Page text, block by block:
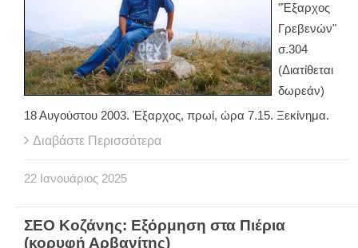
"Έξαρχος
Γρεβενών"
σ.304
(Διατίθεται
δωρεάν)
18 Αυγούστου 2003. Έξαρχος, πρωί, ώρα 7.15. Ξεκίνημα.
Διαβάστε Περισσότερα
22 Ιανουάριος 2025
ΣΕΟ Κοζάνης: Εξόρμηση στα Πιέρια
(κορυφή Αρβανίτης)